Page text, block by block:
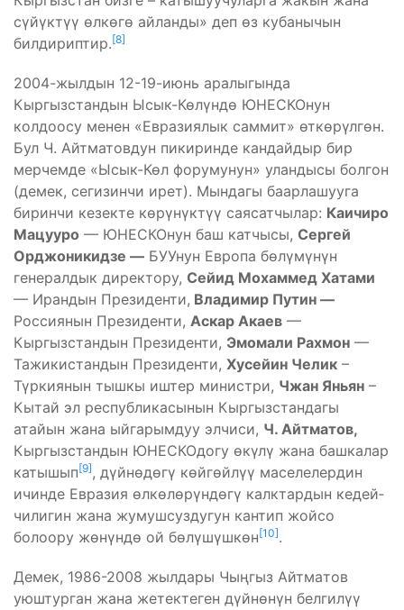
сүйүктүү өлкөгө айланды» деп өз кубанычын
билдириптир.[8]
2004-жылдын 12-19-июнь аралыгында
Кыргызстандын Ысык-Көлүндө ЮНЕСКОнун
колдоосу менен «Евразиялык саммит» өткөрүлгөн.
Бул Ч. Айтма­товдун пикиринде кандайдыр бир
мерчемде «Ысык-Көл форумунун» уландысы болгон
(демек, сегизинчи ирет). Мындагы баарлашууга
биринчи кезекте көрүнүктүү саясатчылар: Каичиро
Мацууро — ЮНЕСКОнун баш катчысы, Сергей
Орджоникидзе — БУУнун Европа бөлүмүнүн
генералдык директору, Сейид Мохаммед Хатами
— Ирандын Президенти, Владимир Путин —
Россиянын Президенти, Аскар Акаев —
Кыргызстандын Президенти, Эмомали Рахмон —
Тажикистандын Президенти, Хусейин Челик –
Түркиянын тышкы иштер министри, Чжан Яньян –
Кытай эл республикасынын Кыргызстандагы
атайын жана ыйгарымдуу элчиси, Ч. Айтма­тов,
Кыргызстандын ЮНЕСКОдогу өкүлү жана башкалар
катышып[9], дүйнө­дөгү көйгөйлүү маселелердин
ичинде Евразия өлкөлөрүндөгү калктардын кедей­
чилигин жана жумушсуздугун кантип жойсо
болоору жөнүндө ой бөлүшүшкөн[10].
Демек, 1986-2008 жылдaры Чыңгыз Aйтмaтов
уюштургaн жaнa жетекте­ген дүйнөнүн белгилүү